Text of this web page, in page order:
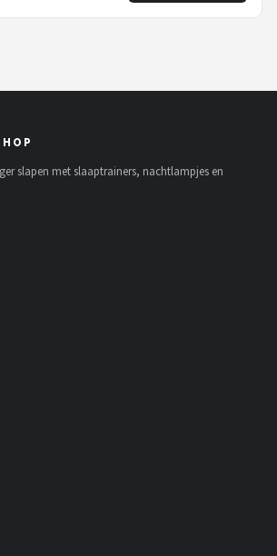
slapen met slaaptrainers, nachtlampjes en